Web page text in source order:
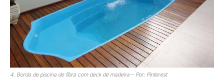
4. Borda de piscina de fibra com deck de madeira – Por: Pinterest